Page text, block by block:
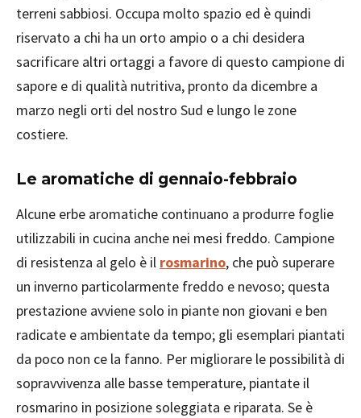
terreni sabbiosi. Occupa molto spazio ed è quindi
riservato a chi ha un orto ampio o a chi desidera
sacrificare altri ortaggi a favore di questo campione di
sapore e di qualità nutritiva, pronto da dicembre a
marzo negli orti del nostro Sud e lungo le zone
costiere.
Le aromatiche di gennaio-febbraio
Alcune erbe aromatiche continuano a produrre foglie
utilizzabili in cucina anche nei mesi freddo. Campione
di resistenza al gelo è il rosmarino, che può superare
un inverno particolarmente freddo e nevoso; questa
prestazione avviene solo in piante non giovani e ben
radicate e ambientate da tempo; gli esemplari piantati
da poco non ce la fanno. Per migliorare le possibilità di
sopravvivenza alle basse temperature, piantate il
rosmarino in posizione soleggiata e riparata. Se è